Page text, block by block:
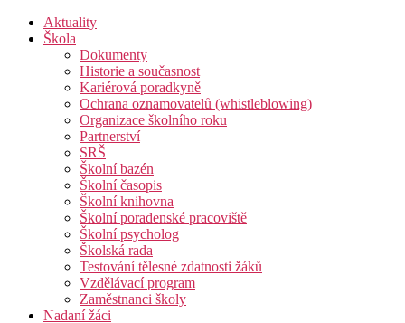
Aktuality
Škola
Dokumenty
Historie a současnost
Kariérová poradkyně
Ochrana oznamovatelů (whistleblowing)
Organizace školního roku
Partnerství
SRŠ
Školní bazén
Školní časopis
Školní knihovna
Školní poradenské pracoviště
Školní psycholog
Školská rada
Testování tělesné zdatnosti žáků
Vzdělávací program
Zaměstnanci školy
Nadaní žáci